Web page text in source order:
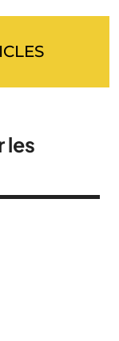
les